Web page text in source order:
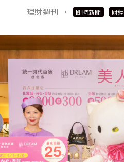
理財週刊 · 即時新聞 財經